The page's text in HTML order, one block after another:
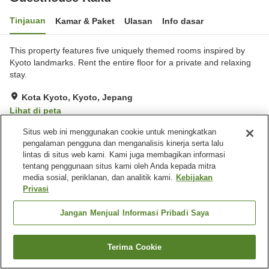
Tinjauan Kamar & Paket Ulasan Info dasar
This property features five uniquely themed rooms inspired by
Kyoto landmarks. Rent the entire floor for a private and relaxing
stay.
Kota Kyoto, Kyoto, Jepang
Lihat di peta
Beranda Jepang Kyoto Kota Kyoto Guesthouse Raku
Cari kamar
Situs web ini menggunakan cookie untuk meningkatkan
pengalaman pengguna dan menganalisis kinerja serta lalu
lintas di situs web kami. Kami juga membagikan informasi
tentang penggunaan situs kami oleh Anda kepada mitra
media sosial, periklanan, dan analitik kami. Kebijakan
Privasi
Jangan Menjual Informasi Pribadi Saya
Terima Cookie